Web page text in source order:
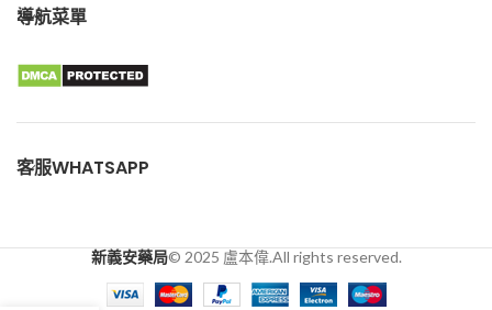
導航菜單
客服WHATSAPP
新義安藥局© 2025 盧本偉.All rights reserved.